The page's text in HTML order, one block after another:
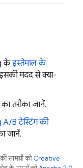
केइस्तेमाल के
मदद से क्या-
तरीका जानें.
A/B टेस्टिंग की
जानें.
कोCreative